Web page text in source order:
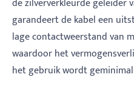
de zilververkleurde geleider
garandeert de kabel een
lage contactweerstand van
waardoor het
het gebruik wordt